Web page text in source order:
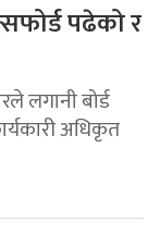
पढेको र
लगानी बोर्ड
अधिकृत